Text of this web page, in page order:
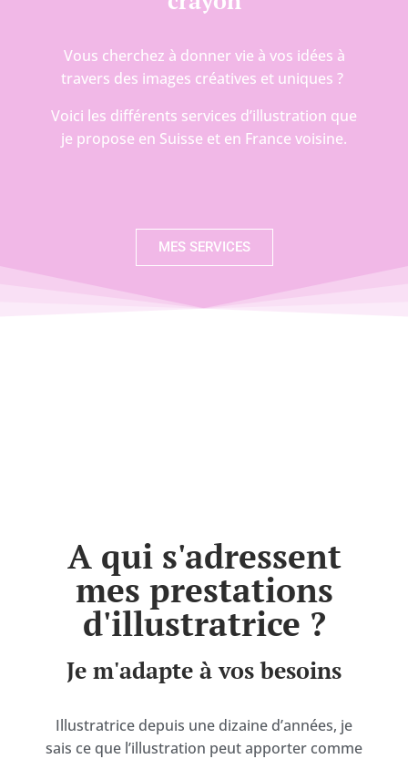
Vous cherchez à donner vie à vos idées à
travers des images créatives et uniques ?
Voici les différents services d’illustration que
je propose en Suisse et en France voisine.
MES SERVICES
A qui s'adressent
mes prestations
d'illustratrice ?
Je m'adapte à vos besoins
Illustratrice depuis une dizaine d’années, je
sais ce que l’illustration peut apporter comme